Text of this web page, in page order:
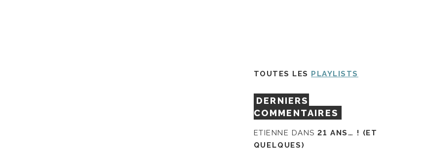
TOUTES LES PLAYLISTS
DERNIERS
COMMENTAIRES
ETIENNE DANS21 ANS… ! (ET
QUELQUES)